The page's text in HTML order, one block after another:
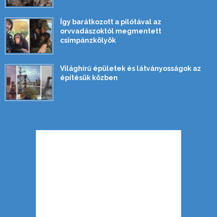
Így barátkozott a pilótával az
orvvadászoktól megmentett
csimpánzkölyök
Világhírű épületek és látványosságok az
építésük közben